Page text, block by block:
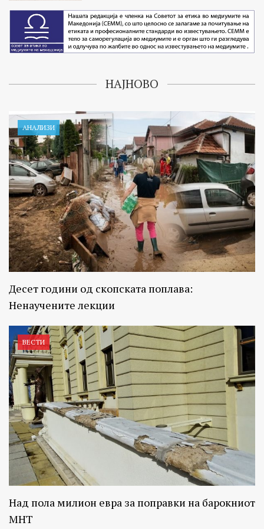
НАЈНОВО
АНАЛИЗИ
Десет години од скопската поплава:
Ненаучените лекции
ВЕСТИ
Над пола милион евра за поправки на барокниот
МНТ